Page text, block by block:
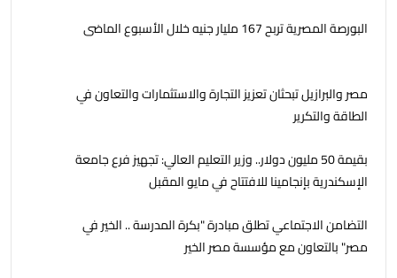
البورصة المصرية تربح 167 مليار جنيه خلال الأسبوع الماضى
مصر والبرازيل تبحثان تعزيز التجارة والاستثمارات والتعاون في
الطاقة والتكرير
بقيمة 50 مليون دولار.. وزير التعليم العالي: تجهيز فرع جامعة
الإسكندرية بإنجامينا للافتتاح في مايو المقبل
التضامن الاجتماعي تطلق مبادرة "بكرة المدرسة .. الخير في
مصر" بالتعاون مع مؤسسة مصر الخير